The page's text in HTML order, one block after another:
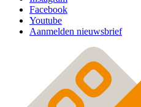
Facebook
Youtube
Aanmelden nieuwsbrief